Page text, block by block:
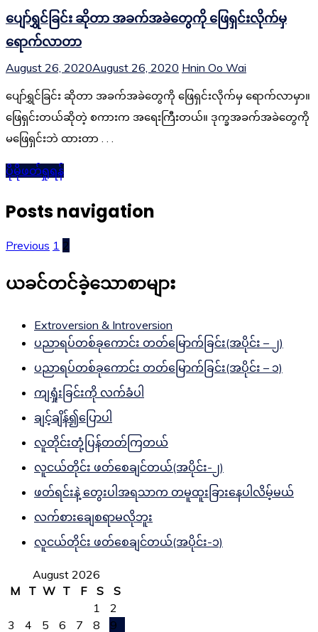
ပျော်ရွှင်ခြင်း ဆိုတာ အခက်အခဲတွေကို ဖြေရှင်းလိုက်မှ
ရောက်လာတာ
August 26, 2020August 26, 2020 Hnin Oo Wai
ပျော်ရွှင်ခြင်း ဆိုတာ အခက်အခဲတွေကို ဖြေရှင်းလိုက်မှ ရောက်လာမှာ။
ဖြေရှင်းတယ်ဆိုတဲ့ စကားက အရေးကြီးတယ်။ ဒုက္ခအခက်အခဲတွေကို
မဖြေရှင်းဘဲ ထားတာ . . .
ပိုမိုဖတ်ရှုရန်
Posts navigation
Previous 1 2
ယခင်တင်ခဲ့သောစာများ
Extroversion & Introversion
ပညာရပ်တစ်ခုကောင်း တတ်မြောက်ခြင်း(အပိုင်း – ၂)
ပညာရပ်တစ်ခုကောင်း တတ်မြောက်ခြင်း(အပိုင်း – ၁)
ကျရှုံးခြင်းကို လက်ခံပါ
ချင့်ချိန်၍ပြောပါ
လူတိုင်းတုံ့ပြန်တတ်ကြတယ်
လူငယ်တိုင်း ဖတ်စေချင်တယ်(အပိုင်း-၂)
ဖတ်ရင်းနဲ့ တွေးပါအရသာက တမူထူးခြားနေပါလိမ့်မယ်
လက်စားချေစရာမလိုဘူး
လူငယ်တိုင်း ဖတ်စေချင်တယ်(အပိုင်း-၁)
August 2026
M
T W T F S
S
1
2
3
4 5 6 7 8 9